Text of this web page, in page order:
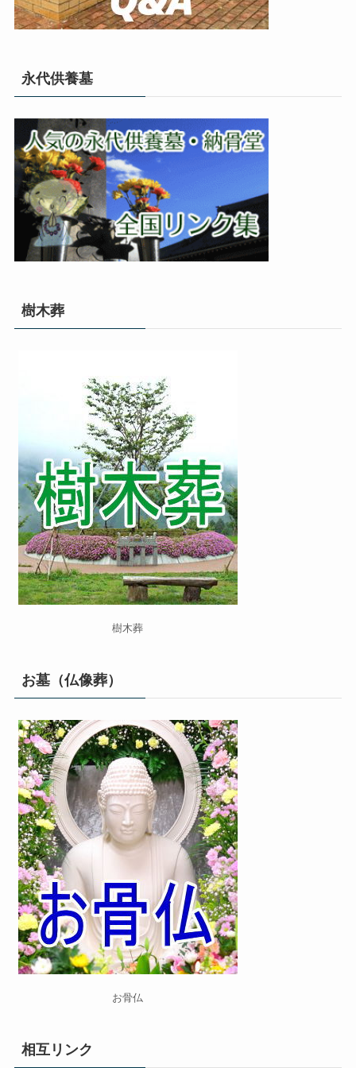
永代供養墓
樹木葬
樹木葬
お墓（仏像葬）
お骨仏
相互リンク